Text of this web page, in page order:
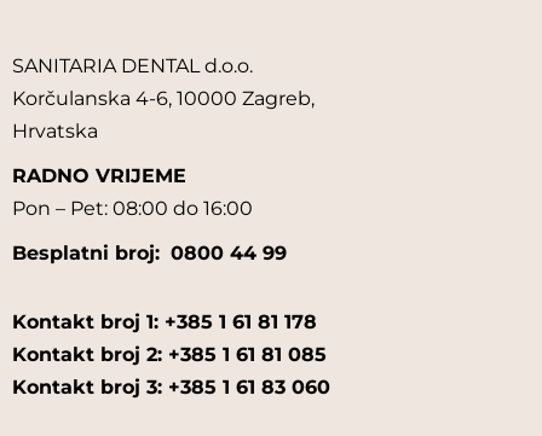
SANITARIA DENTAL d.o.o.
Korčulanska 4-6, 10000 Zagreb,
Hrvatska
RADNO VRIJEME
Pon – Pet: 08:00 do 16:00
Besplatni broj: 0800 44 99
Kontakt broj 1: +385 1 61 81 178
Kontakt broj 2: +385 1 61 81 085
Kontakt broj 3: +385 1 61 83 060